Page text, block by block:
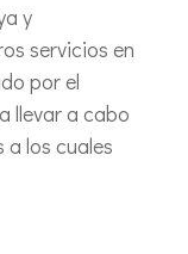
y
servicios en
por el
llevar a cabo
los cuales